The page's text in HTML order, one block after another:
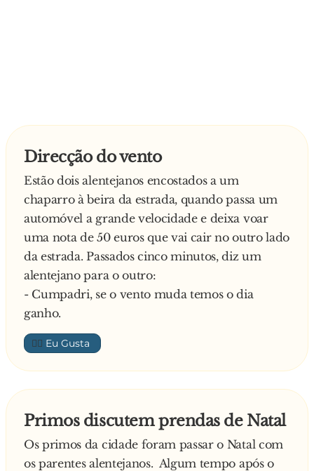
Direcção do vento
Estão dois alentejanos encostados a um
chaparro à beira da estrada, quando passa um
automóvel a grande velocidade e deixa voar
uma nota de 50 euros que vai cair no outro lado
da estrada. Passados cinco minutos, diz um
alentejano para o outro:
- Cumpadri, se o vento muda temos o dia
ganho.
👍🏼
Primos discutem prendas de Natal
Os primos da cidade foram passar o Natal com
os parentes alentejanos. Algum tempo após o